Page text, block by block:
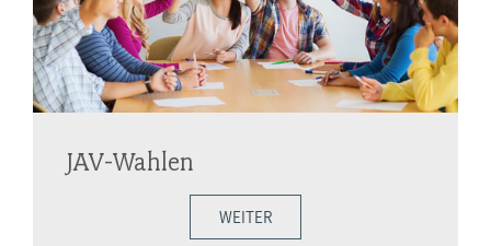
JAV-Wahlen
WEITER